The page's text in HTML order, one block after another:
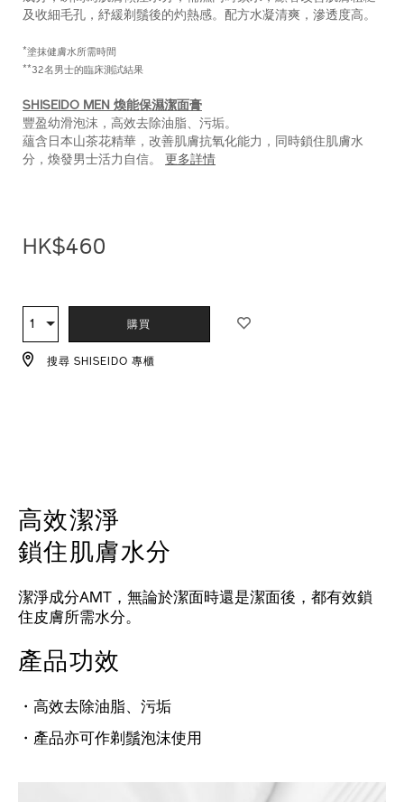
及收細毛孔，紓緩剃鬚後的灼熱感。配方水凝清爽，滲透度高。
*塗抹健膚水所需時間
**32名男士的臨床測試結果
SHISEIDO MEN 煥能保濕潔面膏
豐盈幼滑泡沫，高效去除油脂、污垢。
蘊含日本山茶花精華，改善肌膚抗氧化能力，同時鎖住肌膚水
分，煥發男士活力自信。 更多詳情
HK$460
TO
CART
OPTIONS
ACTIONS
數
量
1 購買
搜尋 SHISEIDO 專櫃
高效潔淨
鎖住肌膚水分
潔淨成分AMT，無論於潔面時還是潔面後，都有效鎖
住皮膚所需水分。
產品功效
・高效去除油脂、污垢
・產品亦可作剃鬚泡沫使用